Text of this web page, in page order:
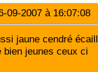
09-2007 à
jaune cendré
bien jeunes ceux ci